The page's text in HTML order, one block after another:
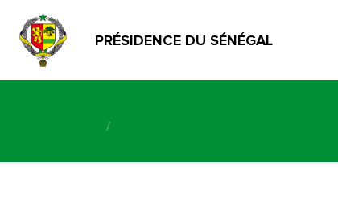
PRÉSIDENCE DU SÉNÉGAL
/